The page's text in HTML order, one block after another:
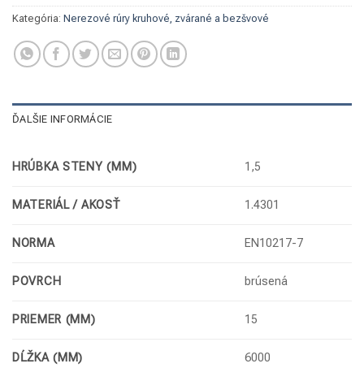
Kategória: Nerezové rúry kruhové, zvárané a bezšvové
ĎALŠIE INFORMÁCIE
HRÚBKA STENY (MM) 1,5
MATERIÁL / AKOSŤ 1.4301
NORMA EN10217-7
POVRCH brúsená
PRIEMER (MM) 15
DĹŽKA (MM) 6000